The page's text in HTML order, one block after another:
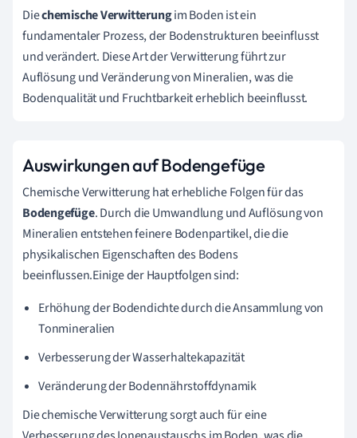
Diechemische Verwitterungim Boden ist ein
fundamentaler Prozess, der Bodenstrukturen beeinflusst
und verändert. Diese Art der Verwitterung führt zur
Auflösung und Veränderung von Mineralien, was die
Bodenqualität und Fruchtbarkeit erheblich beeinflusst.
Auswirkungen auf Bodengefüge
Chemische Verwitterung hat erhebliche Folgen für das
Bodengefüge. Durch die Umwandlung und Auflösung von
Mineralien entstehen feinere Bodenpartikel, die die
physikalischen Eigenschaften des Bodens
beeinflussen.Einige der Hauptfolgen sind:
Erhöhung der Bodendichte durch die Ansammlung von
Tonmineralien
Verbesserung der Wasserhaltekapazität
Veränderung der Bodennährstoffdynamik
Die chemische Verwitterung sorgt auch für eine